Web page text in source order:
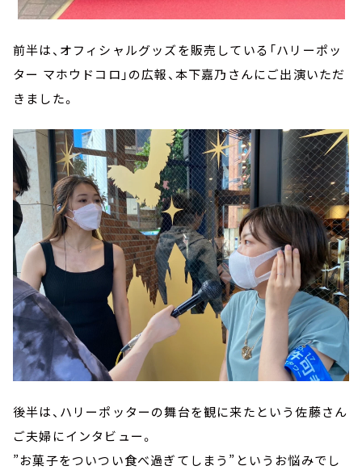
前半は、オフィシャルグッズを販売している「ハリーポッ
ター マホウドコロ」の広報、本下嘉乃さんにご出演いただ
きました。
後半は、ハリーポッターの舞台を観に来たという佐藤さん
ご夫婦にインタビュー。
”お菓子をついつい食べ過ぎてしまう”というお悩みでし